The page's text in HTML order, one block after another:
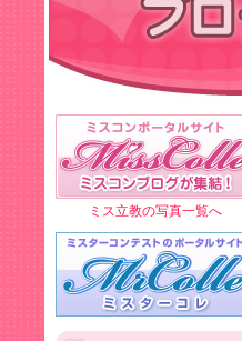
ミス立教の写真一覧へ